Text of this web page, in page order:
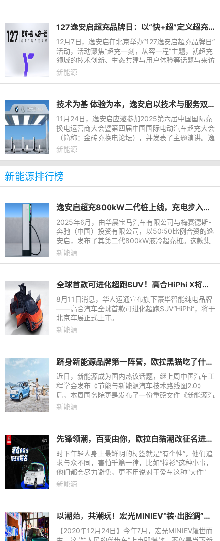
127逸安启超充品牌日：以“快+超”定义超充新标准
12月7日，逸安启在北京举办“127逸安启超充品牌日”
活动，活动聚焦“超充一刻，从容一程”主题，就超充
领域的技术创新、生态共建与用户体验等话题与来访
嘉宾展开深入交流。活动恰逢逸安启品牌发布一周年
新能源
技术为基 体验为本，逸安启以技术与服务双轮驱动超充产业新生态
11月24日，逸安启应邀参加2025第六届中国国际充
换电运营商大会暨第四届中国国际电动汽车超充大会
（简称：金砖充换电论坛），并发表了主题演讲。逸
安启CEO师方从技术与服务两个核心点出发，阐述逸
新能源
新能源排行榜
逸安启超充800kW二代桩上线，充电步入分钟级时代
2025年6月，由华晨宝马汽车有限公司与梅赛德斯-
奔驰（中国）投资有限公司，以50:50比例合资的逸
安启，发布了其第二代800kW液冷超充桩。这款集
大电流、高功率、宽温域、低噪音、易操作于一体的
新能源
全球首款可进化超跑SUV！高合HiPhi X将上市：3.9s破百 能跑610km
8月11日消息，华人运通宣布旗下豪华智能纯电品牌
——高合汽车全球首款可进化超跑SUV“HiPhi”，将于
北京车展正式上市。
新能源
跻身新能源品牌第一阵营，欧拉黑猫吃了什么“螃蟹”？
近日，新能源成为国内热议话题，继上周中国汽车工
程学会发布《节能与新能源汽车技术路线图2.0》
后，本周国务院更是发布了一份重磅文件《新能源汽
车产业发展规划(2021-2035年)》，将新能源汽车产
新能源
先锋领潮，百变由你，欧拉白猫潮改征名进行时！
时下年轻人身上最鲜明的标签就是“有个性”，他们追
求与众不同，害怕千篇一律，比如“撞衫”这种小事，
他们都会尽力避免，更不用说对于爱车这种“大件”
了。现在的年轻人为了追求个性，总喜欢把自己的车
新能源
以潮范，共潮玩！宏光MINIEV“装·出腔调”活动重磅开启
【2020年12月24日】今年7月，宏光MINIEV耀世而